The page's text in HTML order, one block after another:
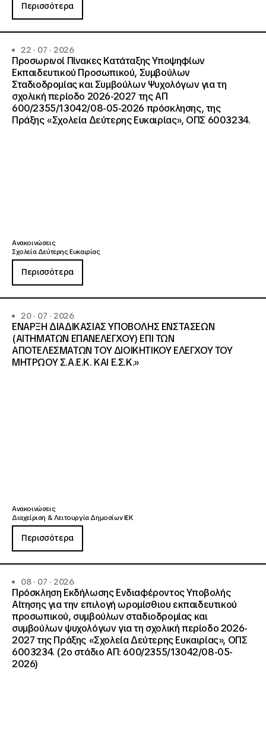
Περισσότερα
22 · 07 · 2026
Προσωρινοί Πίνακες Κατάταξης Υποψηφίων
Εκπαιδευτικού Προσωπικού, Συμβούλων
Σταδιοδρομίας και Συμβούλων Ψυχολόγων για τη
σχολική περίοδο 2026-2027 της ΑΠ
600/2355/13042/08-05-2026 πρόσκλησης, της
Πράξης «Σχολεία Δεύτερης Ευκαιρίας», ΟΠΣ 6003234.
Ανακοινώσεις
Σχολεία Δεύτερης Ευκαιρίας
Περισσότερα
20 · 07 · 2026
ΕΝΑΡΞΗ ΔΙΑΔΙΚΑΣΙΑΣ ΥΠΟΒΟΛΗΣ ΕΝΣΤΑΣΕΩΝ
(ΑΙΤΗΜΑΤΩΝ ΕΠΑΝΕΛΕΓΧΟΥ) ΕΠΙ ΤΩΝ
ΑΠΟΤΕΛΕΣΜΑΤΩΝ ΤΟΥ ΔΙΟΙΚΗΤΙΚΟΥ ΕΛΕΓΧΟΥ ΤΟΥ
ΜΗΤΡΩΟΥ Σ.Α.Ε.Κ. ΚΑΙ Ε.Σ.Κ.»
Ανακοινώσεις
Διαχείριση & Λειτουργία Δημοσίων ΙΕΚ
Περισσότερα
08 · 07 · 2026
Πρόσκληση Εκδήλωσης Ενδιαφέροντος Υποβολής
Αίτησης για την επιλογή ωρομίσθιου εκπαιδευτικού
προσωπικού, συμβούλων σταδιοδρομίας και
συμβούλων ψυχολόγων για τη σχολική περίοδο 2026-
2027 της Πράξης «Σχολεία Δεύτερης Ευκαιρίας», ΟΠΣ
6003234. (2ο στάδιο ΑΠ: 600/2355/13042/08-05-
2026)